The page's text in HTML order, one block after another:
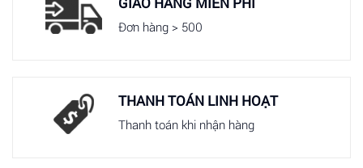
Đơn hàng > 500
THANH TOÁN LINH HOẠT
Thanh toán khi nhận hàng